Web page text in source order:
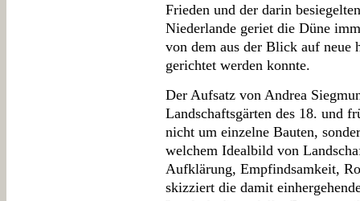
Frieden und der darin
Niederlande geriet die Düne
von dem aus der Blick auf neue
gerichtet werden konnte.
Der Aufsatz von Andrea
Landschaftsgärten des 18. und
nicht um einzelne Bauten,
welchem Idealbild von
Aufklärung, Empfindsamkeit,
skizziert die damit